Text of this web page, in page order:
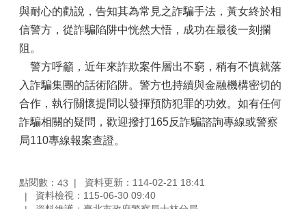
與耐心的勸說，告知其為常見之詐騙手法，黃女終於相
信警方，從詐騙陷阱中恍然大悟，成功在最後一刻攔
阻。
警方呼籲，近年來詐欺案件層出不窮，稍有不慎就落
入詐騙集團的話術陷阱。警方也持續與金融機構密切的
合作，執行關懷提問以發揮預防犯罪的功效。如有任何
詐騙相關的疑問，歡迎撥打165反詐騙諮詢專線或警察
局110專線報案查證。
點閱數： 43
資料更新：114-02-21 18:41
資料檢視：115-06-30 09:40